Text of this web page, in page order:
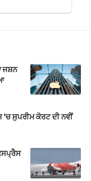
ਜਸ਼ਨ
‘ਚ ਸੁਪਰੀਮ ਕੋਰਟ ਦੀ ਨਵੀਂ